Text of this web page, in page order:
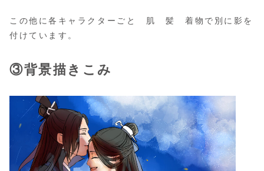
この他に各キャラクターごと 肌 髪 着物で別に影を
付けています。
③背景描きこみ